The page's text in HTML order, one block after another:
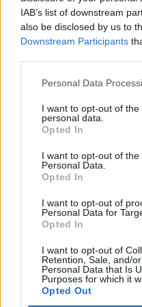
IAB’s list of downstream
also be disclosed by us to
Downstream Participants
Personal Data
I want to opt-out of
personal data.
Opted In
I want to opt-out of the
Personal Data.
Opted In
I want to opt-out of
Personal Data for
Opted In
I want to opt-out of
Retention, Sale, and/
Personal Data that Is
Purposes for which it
Opted Out
Vaizdai iš tragiškos
vaiko gyvybių išgelbėti
Savaitės vidurys
32 laipsnių šilumos
vaizdas pribloškia
Žinios | Lietuvos diena
Avarija Vilniuje: į stotelę
dvi moteris